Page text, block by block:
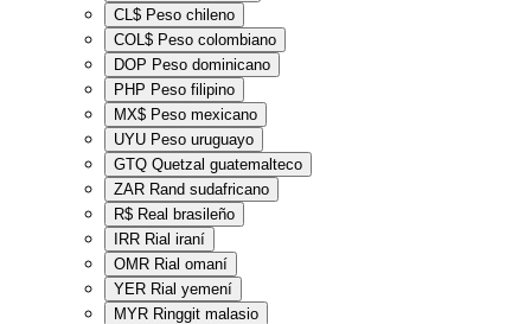
CL$ Peso chileno
COL$ Peso colombiano
DOP Peso dominicano
PHP Peso filipino
MX$ Peso mexicano
UYU Peso uruguayo
GTQ Quetzal guatemalteco
ZAR Rand sudafricano
R$ Real brasileño
IRR Rial iraní
OMR Rial omaní
YER Rial yemení
MYR Ringgit malasio